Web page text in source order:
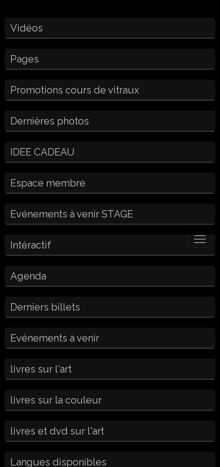
Vidéos
Pages
Promotions cours de vitraux
Dernières photos
IDEE CADEAU
Espace membre
Evénements à venir STAGE
Intéractif
Agenda
Derniers billets
Evénements à venir
livres sur l'art
livres sur la couleur
livres et dvd sur l'art
Langues disponibles